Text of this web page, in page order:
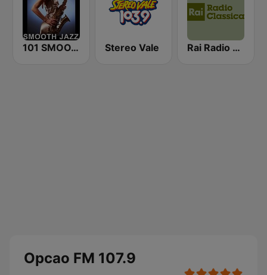
101 SMOOTH JAZZ Stereo Vale Rai Radio Classica
Opcao FM 107.9